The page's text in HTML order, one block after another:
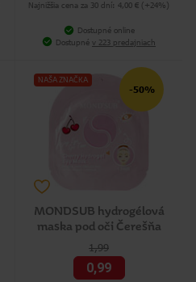
Najnižšia cena za 30 dní: 4,00 € (+24%)
Dostupné online
Dostupné v 223 predajniach
NAŠA ZNAČKA
-50%
MONDSUB hydrogélová
maska pod oči Čerešňa
1,99
0,99